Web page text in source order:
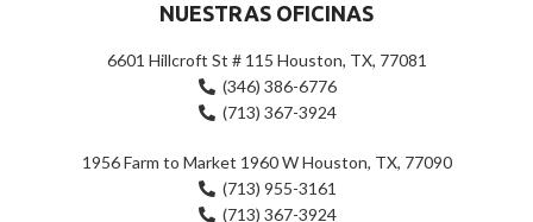
NUESTRAS OFICINAS
6601 Hillcroft St # 115 Houston, TX, 77081
(346) 386-6776
(713) 367-3924
1956 Farm to Market 1960 W Houston, TX, 77090
(713) 955-3161
(713) 367-3924